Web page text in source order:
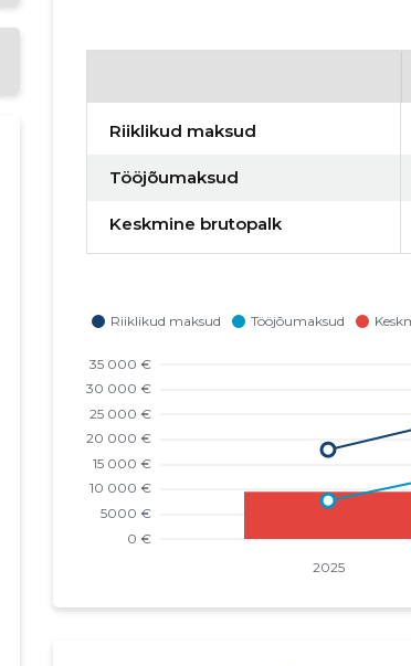
Riiklikud maksud
Tööjõumaksud
Keskmine brutopalk